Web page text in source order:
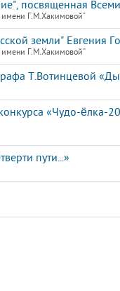
посвященная
имени Г.М.Хакимовой"
земли" Евгения
имени Г.М.Хакимовой"
Т.Вотинцевой
«Чудо-ёлка-
пути...»